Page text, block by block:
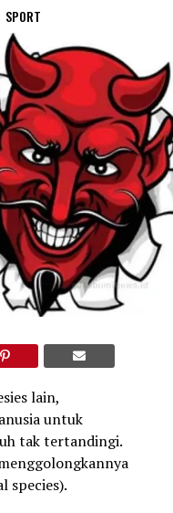
SPORT
lain,
untuk
tak tertandingi.
species).